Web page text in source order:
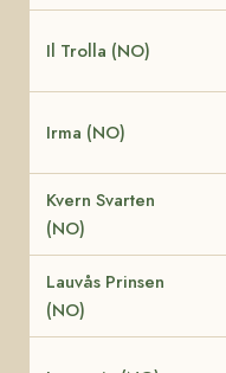
Il Trolla (NO)
Irma (NO)
Kvern Svarten
(NO)
Lauvås Prinsen
(NO)